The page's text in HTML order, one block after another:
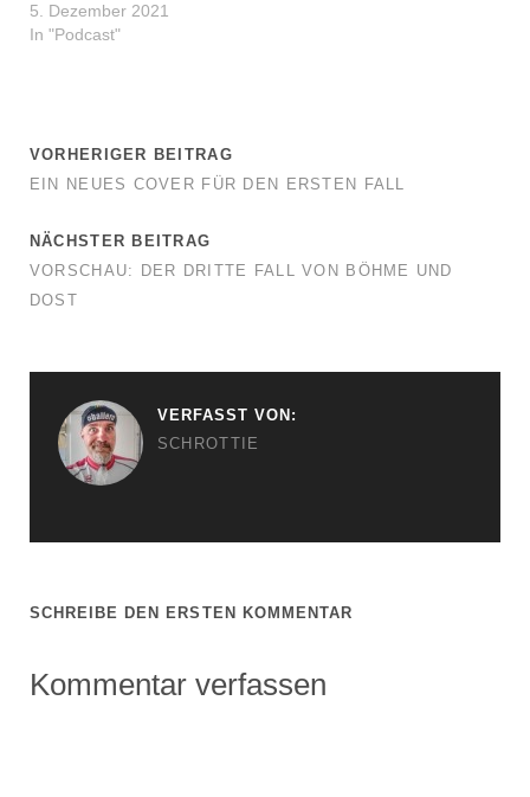
5. Dezember 2021
In "Podcast"
VORHERIGER BEITRAG
EIN NEUES COVER FÜR DEN ERSTEN FALL
NÄCHSTER BEITRAG
VORSCHAU: DER DRITTE FALL VON BÖHME UND
DOST
VERFASST VON:
SCHROTTIE
SCHREIBE DEN ERSTEN KOMMENTAR
Kommentar verfassen